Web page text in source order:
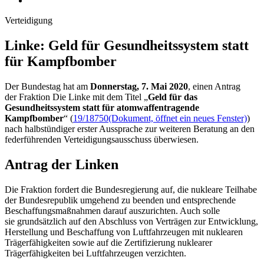
Verteidigung
Linke: Geld für Gesund­heits­system statt
für Kampf­bomber
Der Bundestag hat am Donnerstag, 7. Mai 2020, einen Antrag
der Fraktion Die Linke mit dem Titel „Geld für das
Gesundheitssystem statt für atomwaffentragende
Kampfbomber“ (19/18750(Dokument, öffnet ein neues Fenster))
nach halbstündiger erster Aussprache zur weiteren Beratung an den
federführenden Verteidigungsausschuss überwiesen.
Antrag der Linken
Die Fraktion fordert die Bundesregierung auf, die nukleare Teilhabe
der Bundesrepublik umgehend zu beenden und entsprechende
Beschaffungsmaßnahmen darauf auszurichten. Auch solle
sie grundsätzlich auf den Abschluss von Verträgen zur Entwicklung,
Herstellung und Beschaffung von Luftfahrzeugen mit nuklearen
Trägerfähigkeiten sowie auf die Zertifizierung nuklearer
Trägerfähigkeiten bei Luftfahrzeugen verzichten.